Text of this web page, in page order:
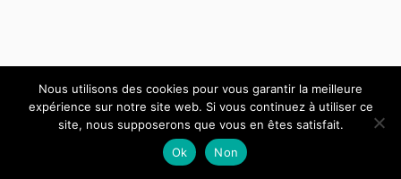
Nous utilisons des cookies pour vous garantir la meilleure
expérience sur notre site web. Si vous continuez à utiliser ce
site, nous supposerons que vous en êtes satisfait.
Ok
Non